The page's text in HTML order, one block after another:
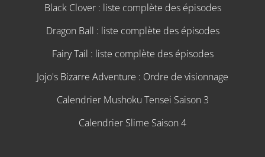
Black Clover : liste complète des épisodes
Dragon Ball : liste complète des épisodes
Fairy Tail : liste complète des épisodes
Jojo's Bizarre Adventure : Ordre de visionnage
Calendrier Mushoku Tensei Saison 3
Calendrier Slime Saison 4